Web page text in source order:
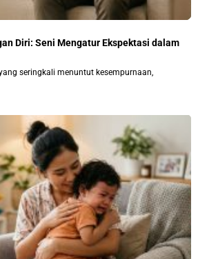
Diri: Seni Mengatur Ekspektasi dalam
seringkali menuntut kesempurnaan,